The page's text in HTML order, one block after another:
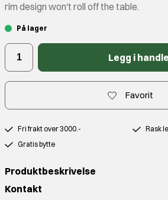
rim design won't roll off the table.
På lager
Legg i
Favorit
Fri frakt over 3000.-
Rask
Gratis bytte
Produktbeskrivelse
Kontakt